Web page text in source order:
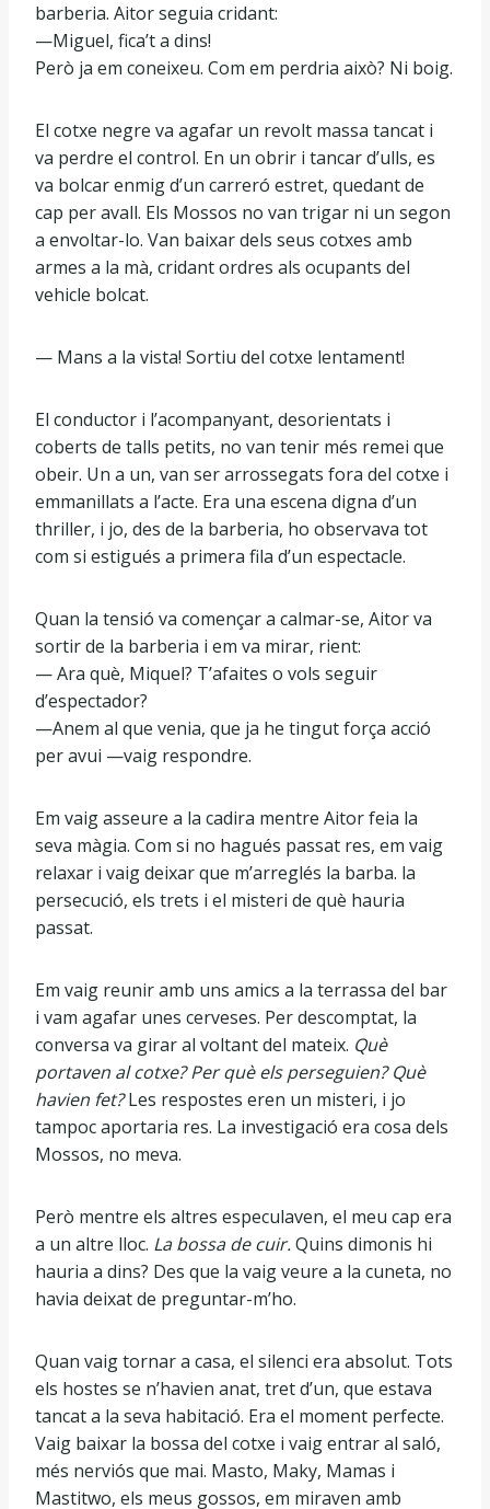
barberia. Aitor seguia cridant:
—Miguel, fica’t a dins!
Però ja em coneixeu. Com em perdria això? Ni boig.
El cotxe negre va agafar un revolt massa tancat i
va perdre el control. En un obrir i tancar d’ulls, es
va bolcar enmig d’un carreró estret, quedant de
cap per avall. Els Mossos no van trigar ni un segon
a envoltar-lo. Van baixar dels seus cotxes amb
armes a la mà, cridant ordres als ocupants del
vehicle bolcat.
— Mans a la vista! Sortiu del cotxe lentament!
El conductor i l’acompanyant, desorientats i
coberts de talls petits, no van tenir més remei que
obeir. Un a un, van ser arrossegats fora del cotxe i
emmanillats a l’acte. Era una escena digna d’un
thriller, i jo, des de la barberia, ho observava tot
com si estigués a primera fila d’un espectacle.
Quan la tensió va començar a calmar-se, Aitor va
sortir de la barberia i em va mirar, rient:
— Ara què, Miquel? T’afaites o vols seguir
d’espectador?
—Anem al que venia, que ja he tingut força acció
per avui —vaig respondre.
Em vaig asseure a la cadira mentre Aitor feia la
seva màgia. Com si no hagués passat res, em vaig
relaxar i vaig deixar que m’arreglés la barba. la
persecució, els trets i el misteri de què hauria
passat.
Em vaig reunir amb uns amics a la terrassa del bar
i vam agafar unes cerveses. Per descomptat, la
conversa va girar al voltant del mateix. Què
portaven al cotxe? Per què els perseguien? Què
havien fet?Les respostes eren un misteri, i jo
tampoc aportaria res. La investigació era cosa dels
Mossos, no meva.
Però mentre els altres especulaven, el meu cap era
a un altre lloc. La bossa de cuir.Quins dimonis hi
hauria a dins? Des que la vaig veure a la cuneta, no
havia deixat de preguntar-m’ho.
Quan vaig tornar a casa, el silenci era absolut. Tots
els hostes se n’havien anat, tret d’un, que estava
tancat a la seva habitació. Era el moment perfecte.
Vaig baixar la bossa del cotxe i vaig entrar al saló,
més nerviós que mai. Masto, Maky, Mamas i
Mastitwo, els meus gossos, em miraven amb